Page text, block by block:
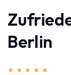
Berlin
★ ★ ★ ★ ★